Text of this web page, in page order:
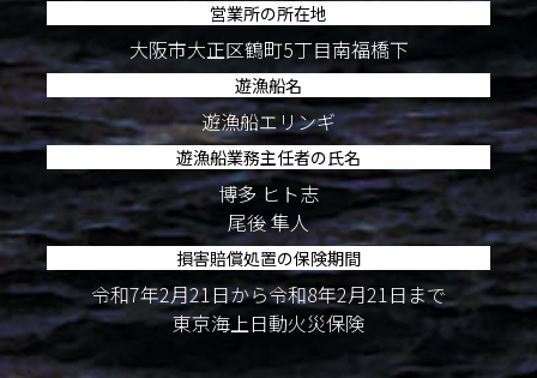
営業所の所在地
大阪市大正区鶴町5丁目南福橋下
遊漁船名
遊漁船エリンギ
遊漁船業務主任者の氏名
博多 ヒト志
尾後 隼人
損害賠償処置の保険期間
令和7年2月21日から令和8年2月21日まで
東京海上日動火災保険